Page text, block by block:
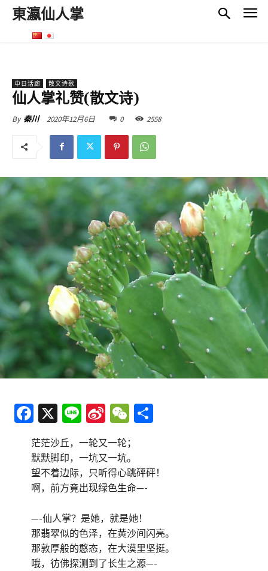
東瀛仙人掌
中日话廊 散文诗歌
仙人掌礼赞(散文诗)
By 秦川 2020年12月6日 0 2558
Fa
ce
b
o
o
X
Li
n
e
Si
n
a
W
ei
b
o
W
C
h
at
茫茫沙丘，一轮又一轮；
默默脚印，一坑又一坑。
望不着边际，只听得心跳砰砰！
啊，前方竟出现绿色生命—-
—-仙人掌？是她，就是她！
那翡翠似的色泽，在黄沙间闪亮。
那敦厚般的憨态，在大漠里坚挺。
哦，彷佛探测到了长生之源—-